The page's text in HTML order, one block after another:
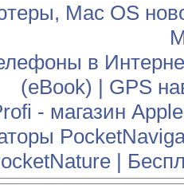
Mac OS
в
(eBook) | GPS
- магазин
|